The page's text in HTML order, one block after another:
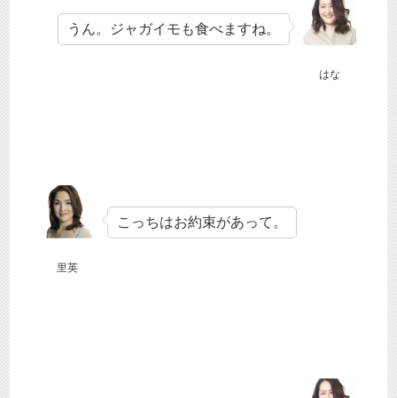
はな
うん。ジャガイモも食べますね。
里英
こっちはお約束があって。